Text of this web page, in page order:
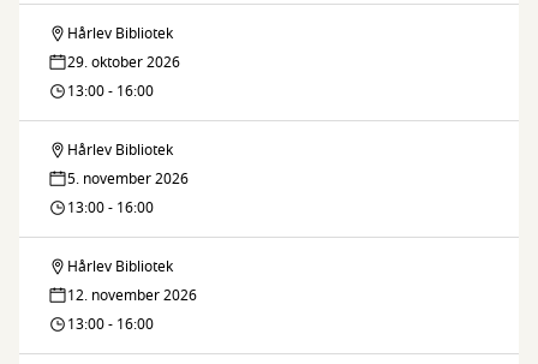
-
i
Hårlev
til
biblioteksbøgerne
-
i
Hårlev
Vi
laver
til
biblioteksbøgerne
-
i
Hårlev
Hårlev Bibliotek
29. oktober 2026
13:00 - 16:00
Vi
laver
til
biblioteksbøgerne
Hårlev Bibliotek
5. november 2026
13:00 - 16:00
Vi
laver
Hårlev Bibliotek
12. november 2026
13:00 - 16:00